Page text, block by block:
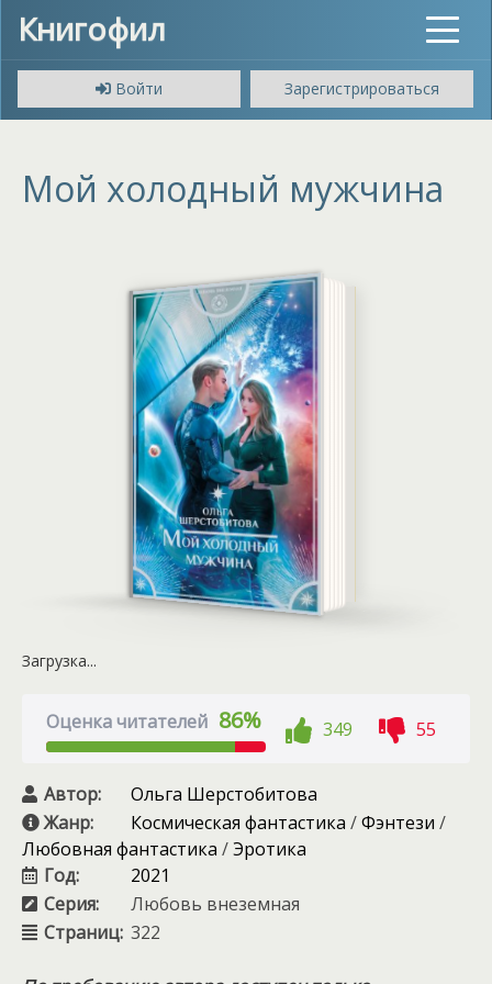
Книгофил
Toggle
Войти
Зарегистрироваться
Мой холодный мужчина
Загрузка...
Оценка читателей 86% 349 55
Автор:
Ольга Шерстобитова
Жанр:
Космическая фантастика /Фэнтези /
Любовная фантастика /Эротика
Год:
2021
Серия:
Любовь внеземная
Страниц: 322